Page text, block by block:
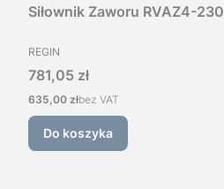
Siłownik Zaworu RVAZ4-230
PRODUCENT
REGIN
Cena
781,05 zł
Cena
635,00 złbez VAT
Do koszyka